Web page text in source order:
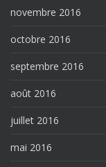
novembre 2016
octobre 2016
septembre 2016
août 2016
juillet 2016
mai 2016